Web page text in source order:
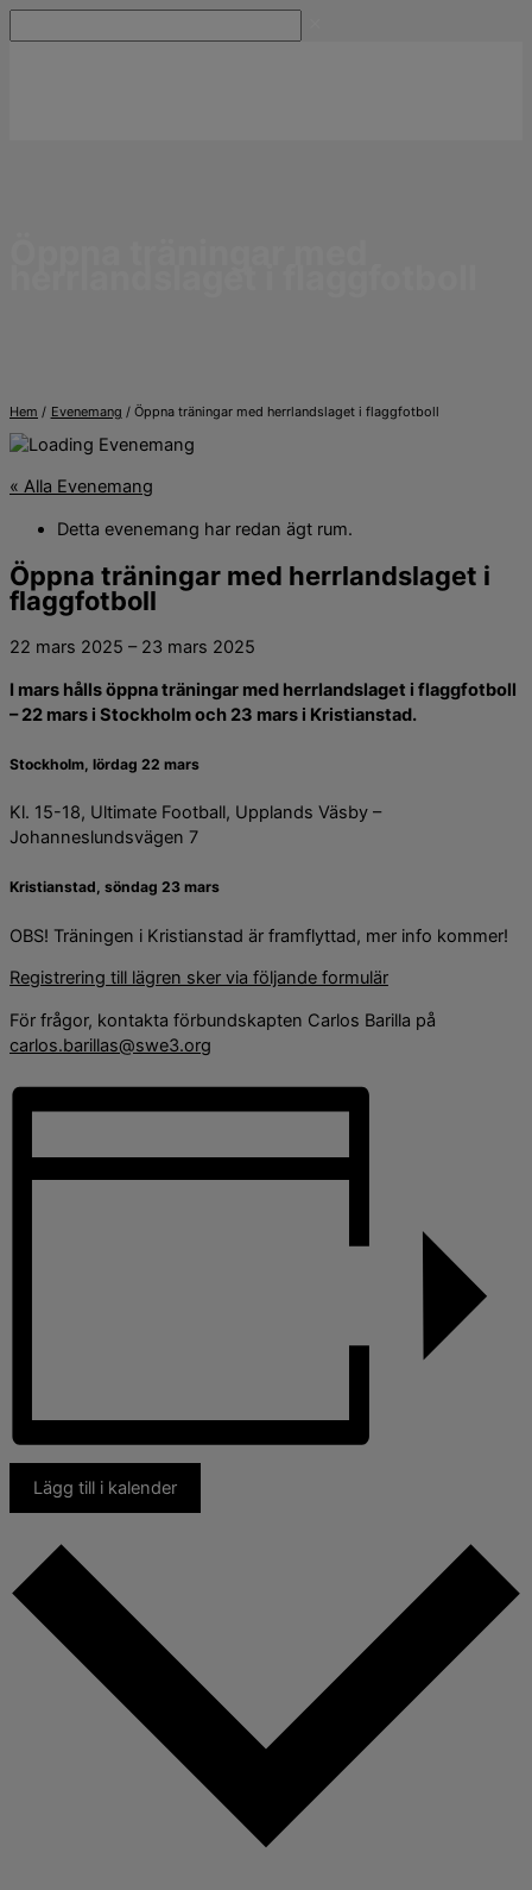
till
Hem Evenemang Öppna träningar med herrlandslaget i flaggfotboll
« Alla Evenemang
Detta evenemang har redan ägt rum.
Öppna träningar med herrlandslaget i
flaggfotboll
22 mars 2025 – 23 mars 2025
I mars hålls öppna träningar med herrlandslaget i flaggfotboll
– 22 mars i Stockholm och 23 mars i Kristianstad.
Stockholm, lördag 22 mars
Kl. 15-18, Ultimate Football, Upplands Väsby –
Johanneslundsvägen 7
Kristianstad, söndag 23 mars
OBS! Träningen i Kristianstad är framflyttad, mer info kommer!
Registrering till lägren sker via följande formulär
För frågor, kontakta förbundskapten Carlos Barilla på
carlos.barillas@swe3.org
Lägg till i kalender